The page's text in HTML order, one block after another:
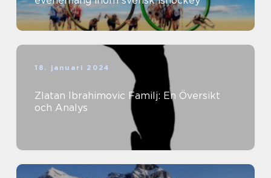
18. januari 2024
Zlatan Ibrahimovic Familj: En Översikt
och Analys